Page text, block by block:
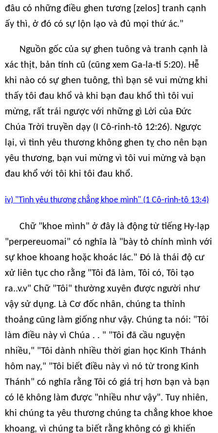
đâu có những điều ghen tương [zelos] tranh cạnh
ấy thì, ở đó có sự lộn lạo và đủ mọi thứ ác."
Nguồn gốc của sự ghen tuông và tranh cạnh là
xác thịt, bản tính cũ (cũng xem Ga-la-ti 5:20). Hễ
khi nào có sự ghen tuông, thì bạn sẽ vui mừng khi
thấy tôi đau khổ và khi bạn đau khổ thì tôi vui
mừng, rất trái ngược với những gì Lời của Đức
Chúa Trời truyền dạy (I Cô-rinh-tô 12:26). Ngược
lại, vì tình yêu thương không ghen tỵ cho nên bạn
yêu thương, bạn vui mừng vì tôi vui mừng và bạn
đau khổ với tôi khi tôi đau khổ.
iv) "Tình yêu thương chẳng khoe mình" (1 Cô-rinh-tô 13:4)
Chữ "khoe mình" ở đây là động từ tiếng Hy-lạp
"perpereuomai" có nghĩa là "bày tỏ chính mình với
sự khoe khoang hoặc khoác lác." Đó là thái độ cư
xử liên tục cho rằng "Tôi đã làm, Tôi có, Tôi tạo
ra..v.v" Chữ "Tôi" thường xuyên được người như
vậy sử dụng. Là Cơ đốc nhân, chúng ta thỉnh
thoảng cũng làm giống như vậy. Chúng ta nói: "Tôi
làm điều này vì Chúa . . " "Tôi đã cầu nguyện
nhiều," "Tôi dành nhiều thời gian học Kinh Thánh
hôm nay," "Tôi biết điều này vì nó từ trong Kinh
Thánh" có nghĩa rằng Tôi có giá trị hơn bạn và bạn
có lẽ không làm được "nhiều như vậy". Tuy nhiên,
khi chúng ta yêu thương chúng ta chẳng khoe khoe
khoang, vì chúng ta biết rằng không có gì khiến